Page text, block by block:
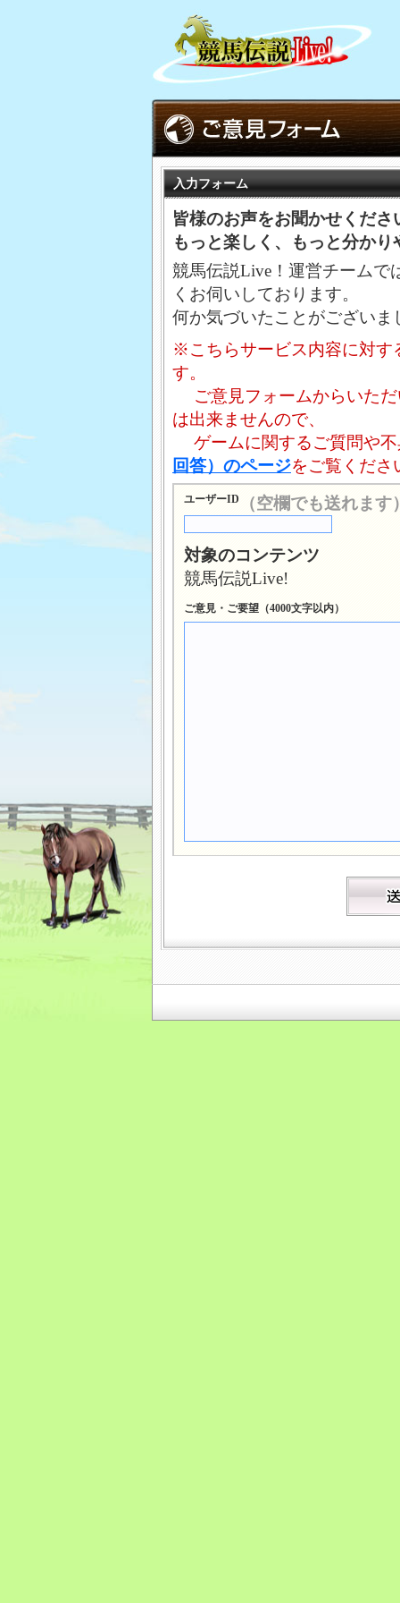
入力フォーム
皆様のお声をお聞かせくださ
もっと楽しく、もっと分か
競馬伝説Live！運営チームで
くお伺いしております。
何か気づいたことがござい
※こちらサービス内容に対す
す。
ご意見フォームからいただ
は出来ませんので、
ゲームに関するご質問や不
回答）のページをご覧くださ
ユーザーID （空欄でも送れます
対象のコンテンツ
競馬伝説Live!
ご意見・ご要望（4000文字以内）